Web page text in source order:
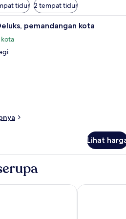
tidur 2 tempat tidur
Kamar Double Deluks,
pemandangan kota
Lihat
Luxury Heritage Resort,Hotel Amrit